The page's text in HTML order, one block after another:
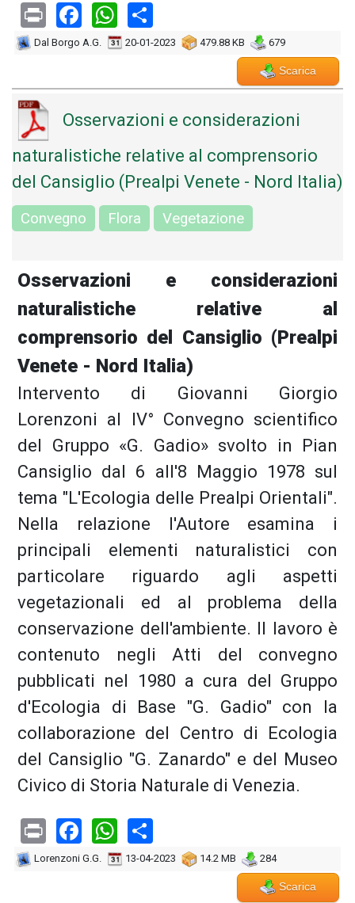
PrintFacebook
WhatsApp
Dal Borgo A.G. 20-01-2023 479.88 KB 679
Scarica
Osservazioni e considerazioni
naturalistiche relative al comprensorio
del Cansiglio (Prealpi Venete - Nord Italia)
Convegno Flora Vegetazione
Osservazioni e considerazioni
naturalistiche relative al
comprensorio del Cansiglio (Prealpi
Venete - Nord Italia)
Intervento di Giovanni Giorgio
Lorenzoni al IV° Convegno scientifico
del Gruppo «G. Gadio» svolto in Pian
Cansiglio dal 6 all'8 Maggio 1978 sul
tema "L'Ecologia delle Prealpi Orientali".
Nella relazione l'Autore esamina i
principali elementi naturalistici con
particolare riguardo agli aspetti
vegetazionali ed al problema della
conservazione dell'ambiente. Il lavoro è
contenuto negli Atti del convegno
pubblicati nel 1980 a cura del Gruppo
d'Ecologia di Base "G. Gadio" con la
collaborazione del Centro di Ecologia
del Cansiglio "G. Zanardo" e del Museo
Civico di Storia Naturale di Venezia.
PrintFacebook
WhatsApp
Lorenzoni G.G. 13-04-2023 14.2 MB 284
Scarica